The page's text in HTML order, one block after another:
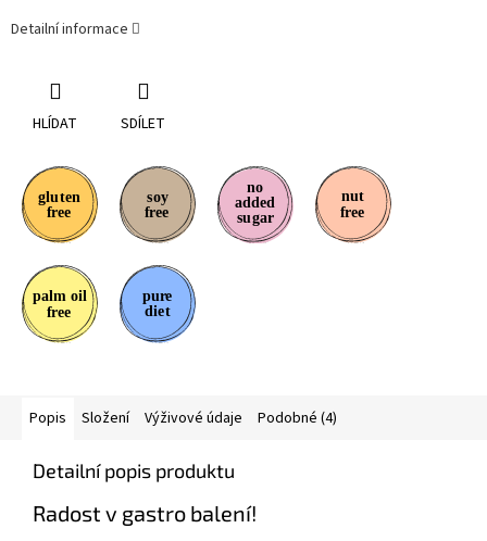
Detailní informace
HLÍDAT SDÍLET
Popis Složení Výživové údaje Podobné (4)
Detailní popis produktu
Radost v gastro balení!